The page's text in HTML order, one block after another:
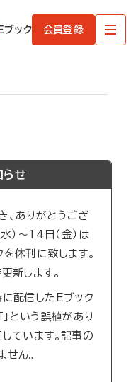
Eブック 会員登録
らせ
ありがとうござ
）～14日（金）は
休刊に致します。
新します。
配信したEブック
という誤植があり
ています。記事の
せん。